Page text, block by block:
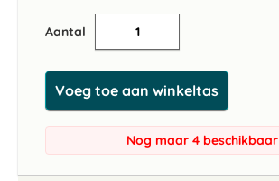
Aantal
Voeg toe aan winkeltas
Nog maar 4 beschikbaar
afbeeldingen-
gallerij